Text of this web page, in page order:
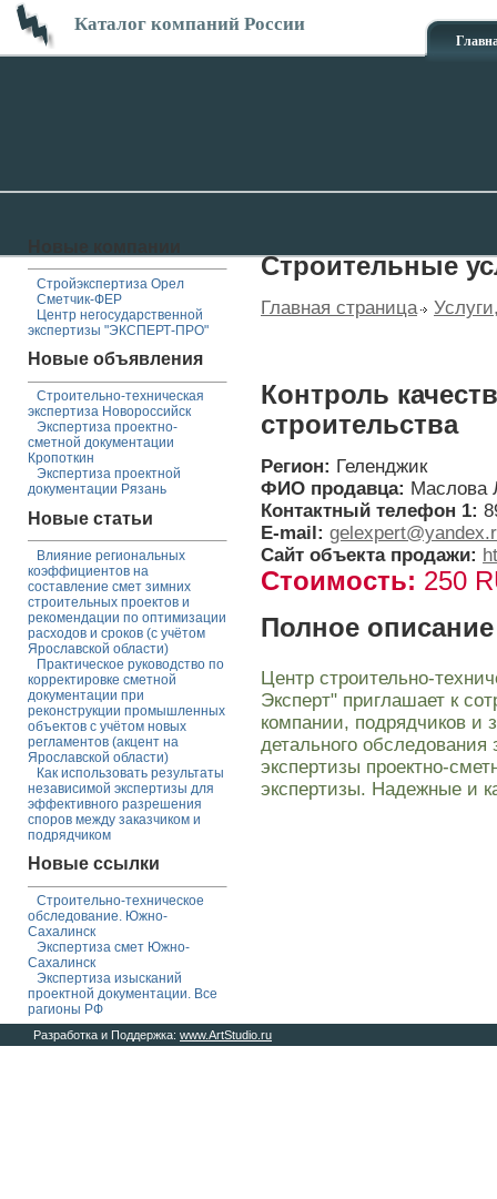
Каталог компаний России
Стройэкспертиза Орел
Сметчик-ФЕР
Центр негосударственной
экспертизы "ЭКСПЕРТ-ПРО"
Новые объявления
Строительно-техническая
экспертиза Новороссийск
Экспертиза проектно-
сметной документации
Кропоткин
Экспертиза проектной
документации Рязань
Новые статьи
Влияние региональных
коэффициентов на
составление смет зимних
строительных проектов и
рекомендации по оптимизации
расходов и сроков (с учётом
Ярославской области)
Практическое руководство по
корректировке сметной
документации при
реконструкции промышленных
объектов с учётом новых
регламентов (акцент на
Ярославской области)
Как использовать результаты
независимой экспертизы для
эффективного разрешения
споров между заказчиком и
подрядчиком
Новые ссылки
Строительно-техническое
обследование. Южно-
Сахалинск
Экспертиза смет Южно-
Сахалинск
Экспертиза изысканий
проектной документации. Все
рагионы РФ
Строительные
Главная страница
Контроль
строительства
Регион: Геленджик
ФИО продавца: Маслова
Контактный телефон 1:
E-mail:
Сайт объекта продажи:
Стоимость: 250
Полное
Центр строительно-
Эксперт" приглашает к
компании, подрядчиков и
детального
экспертизы проектно-
экспертизы. Надежные и
Разработка и Поддержка: www.ArtStudio.ru